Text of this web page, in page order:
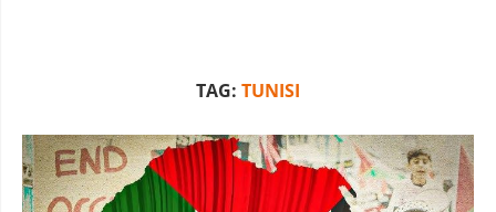
TAG: TUNISI